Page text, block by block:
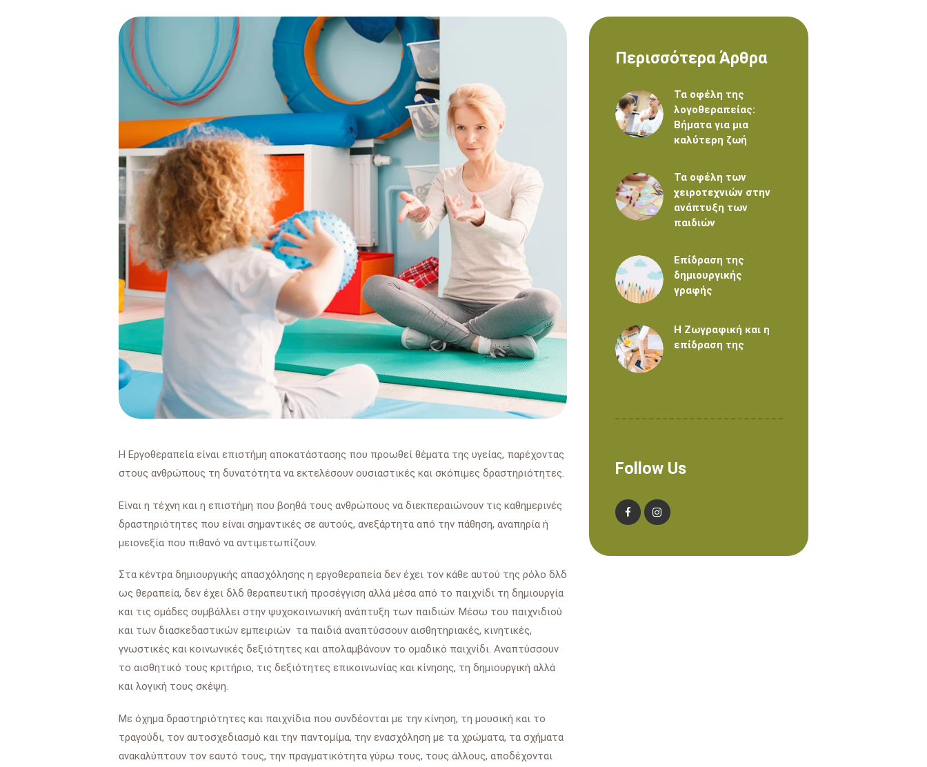
Η Εργοθεραπεία είναι επιστήμη αποκατάστασης που προωθεί θέματα της υγείας, παρέχοντας
στους ανθρώπους τη δυνατότητα να εκτελέσουν ουσιαστικές και σκόπιμες δραστηριότητες.
Είναι η τέχνη και η επιστήμη που βοηθά τους ανθρώπους να διεκπεραιώνουν τις καθημερινές
δραστηριότητες που είναι σημαντικές σε αυτούς, ανεξάρτητα από την πάθηση, αναπηρία ή
μειονεξία που πιθανό να αντιμετωπίζουν.
Στα κέντρα δημιουργικής απασχόλησης η εργοθεραπεία δεν έχει τον κάθε αυτού της ρόλο δλδ
ως θεραπεία, δεν έχει δλδ θεραπευτική προσέγγιση αλλά μέσα από το παιχνίδι τη δημιουργία
και τις ομάδες συμβάλλει στην ψυχοκοινωνική ανάπτυξη των παιδιών. Μέσω του παιχνιδιού
και των διασκεδαστικών εμπειριών τα παιδιά αναπτύσσουν αισθητηριακές, κινητικές,
γνωστικές και κοινωνικές δεξιότητες και απολαμβάνουν το ομαδικό παιχνίδι. Αναπτύσσουν
το αισθητικό τους κριτήριο, τις δεξιότητες επικοινωνίας και κίνησης, τη δημιουργική αλλά
και λογική τους σκέψη.
Με όχημα δραστηριότητες και παιχνίδια που συνδέονται με την κίνηση, τη μουσική και το
τραγούδι, τον αυτοσχεδιασμό και την παντομίμα, την ενασχόληση με τα χρώματα, τα σχήματα
ανακαλύπτουν τον εαυτό τους, την πραγματικότητα γύρω τους, τους άλλους, αποδέχονται
Περισσότερα Άρθρα
Τα οφέλη της
λογοθεραπείας:
Βήματα για μια
καλύτερη ζωή
Τα οφέλη των
χειροτεχνιών στην
ανάπτυξη των
παιδιών
Επίδραση της
δημιουργικής
γραφής
Η Ζωγραφική και η
επίδραση της
Follow Us